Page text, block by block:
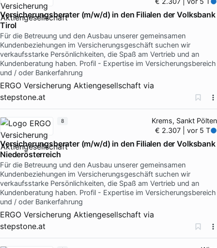
Versicherungsberater (m/w/d) in den Filialen der Volksbank
Tirol
Für die Betreuung und den Ausbau unserer gemeinsamen
Kundenbeziehungen im Versicherungsgeschäft suchen wir
verkaufsstarke Persönlichkeiten, die Spaß am Vertrieb und an
Kundenberatung haben. Profil - Expertise im Versicherungsbereich
und / oder Bankerfahrung
ERGO Versicherung Aktiengesellschaft via
stepstone.at
Krems, Sankt Pölten
€ 2.307 | vor 5 T
Versicherungsberater (m/w/d) in den Filialen der Volksbank
Niederösterreich
Für die Betreuung und den Ausbau unserer gemeinsamen
Kundenbeziehungen im Versicherungsgeschäft suchen wir
verkaufsstarke Persönlichkeiten, die Spaß am Vertrieb und an
Kundenberatung haben. Profil - Expertise im Versicherungsbereich
und / oder Bankerfahrung
ERGO Versicherung Aktiengesellschaft via
stepstone.at
8